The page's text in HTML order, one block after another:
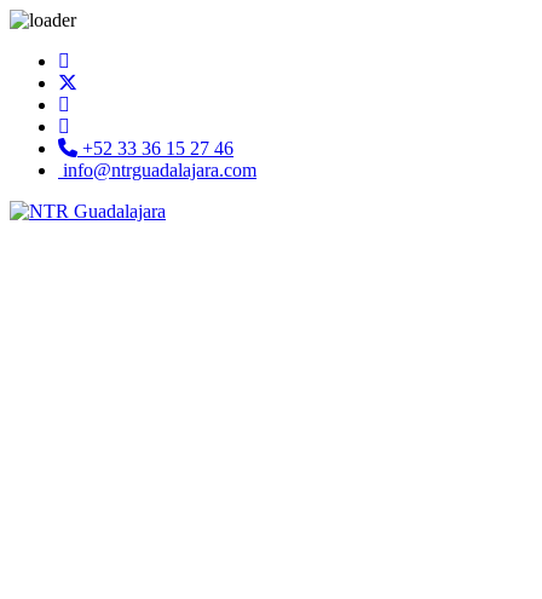
+52 33 36 15 27 46
info@ntrguadalajara.com